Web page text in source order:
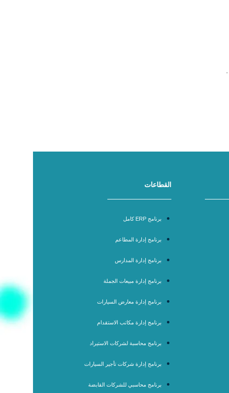
القطاعات
برنامج ERP كامل
برنامج إدارة المطاعم
برنامج إدارة المدارس
برنامج إدارة مبيعات الجملة
برنامج إدارة معارض السيارات
برنامج إدارة مكاتب الاستقدام
برنامج محاسبة لشركات الاستيراد
برنامج إدارة شركات تأجير السيارات
برنامج محاسبي للشركات القابضة